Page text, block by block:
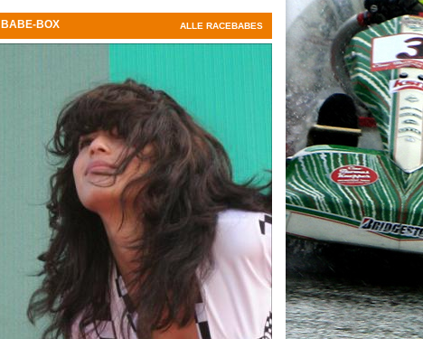
BABE-BOX ALLE RACEBABES